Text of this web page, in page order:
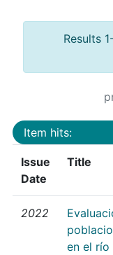
Results
Item hits:
Issue
Date
Title
2022
en el río